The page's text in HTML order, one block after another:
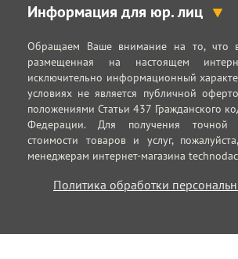
Информация для юр. лиц
Обращаем Ваше внимание на то, что
размещенная на настоящем
исключительно информационный
условиях не является публичной
положениями Статьи 437 Гражданского
Федерации. Для получения
стоимости товаров и услуг,
менеджерам интернет-магазина
Политика обработки